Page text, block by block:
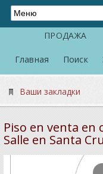
ПРОДАЖА
Главная Поиск
Ваши закладки
Piso en venta en
Salle en Santa